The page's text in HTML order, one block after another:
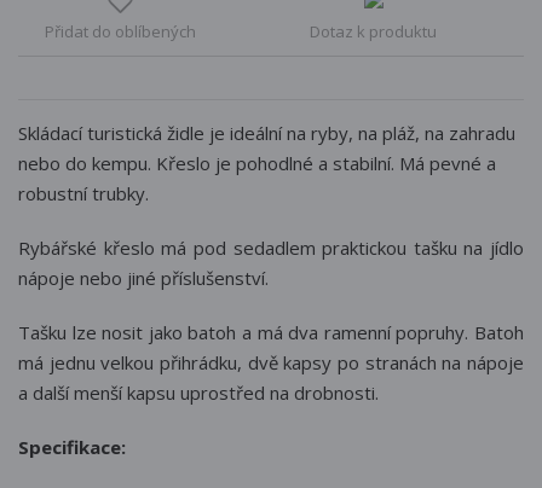
Přidat do oblíbených Dotaz k produktu
Skládací turistická židle je ideální na ryby, na pláž, na zahradu
nebo do kempu. Křeslo je pohodlné a stabilní. Má pevné a
robustní trubky.
Rybářské křeslo má pod sedadlem praktickou tašku na jídlo
nápoje nebo jiné příslušenství.
Tašku lze nosit jako batoh a má dva ramenní popruhy. Batoh
má jednu velkou přihrádku, dvě kapsy po stranách na nápoje
a další menší kapsu uprostřed na drobnosti.
Specifikace: